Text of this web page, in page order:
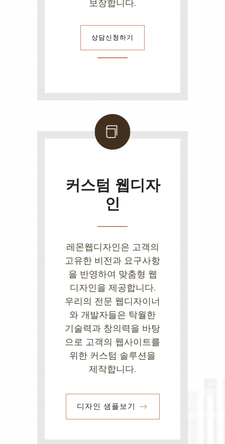
보장합니다.
상담신청하기
커스텀 웹디자
인
레몬웹디자인은 고객의
고유한 비전과 요구사항
을 반영하여 맞춤형 웹
디자인을 제공합니다.
우리의 전문 웹디자이너
와 개발자들은 탁월한
기술력과 창의력을 바탕
으로 고객의 웹사이트를
위한 커스텀 솔루션을
제작합니다.
디자인 샘플보기